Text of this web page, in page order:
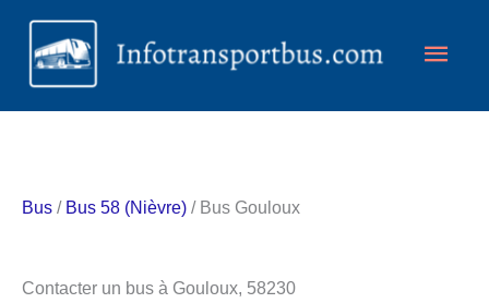
Aller
contenu
Bus / Bus 58 (Nièvre) / Bus Gouloux
Contacter un bus à Gouloux, 58230